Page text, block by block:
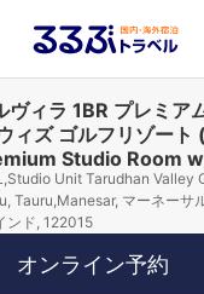
ヴィラ 1BR プレミア
ィズ ゴルフリゾート
Studio Room
Unit Tarudhan Valley
Tauru,Manesar, マーネーサ
ンド, 122015
オンライン予約